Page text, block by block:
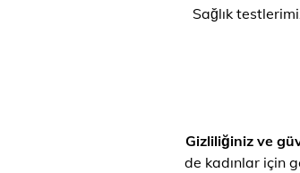
Sağlık
Gizliliğiniz ve
de kadınlar için